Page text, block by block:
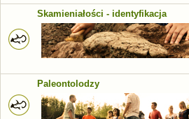
Skamieniałości - identyfikacja
Paleontolodzy